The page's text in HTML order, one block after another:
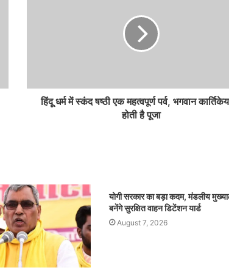
हिंदू धर्म में स्कंद षष्ठी एक महत्वपूर्ण पर्व, भगवान
होती है पूजा
योगी सरकार का बड़ा कदम, मंडलीय
बनेंगे सुरक्षित वाहन डिटेंशन यार्ड
August 7, 2026